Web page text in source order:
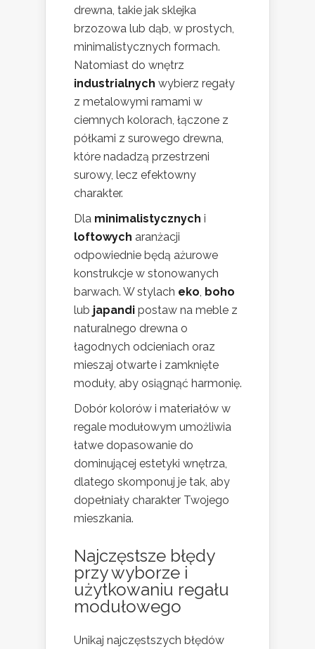
drewna, takie jak sklejka
brzozowa lub dąb, w prostych,
minimalistycznych formach.
Natomiast do wnętrz
industrialnych wybierz regały
z metalowymi ramami w
ciemnych kolorach, łączone z
półkami z surowego drewna,
które nadadzą przestrzeni
surowy, lecz efektowny
charakter.
Dla minimalistycznych i
loftowych aranżacji
odpowiednie będą ażurowe
konstrukcje w stonowanych
barwach. W stylach eko, boho
lub japandi postaw na meble z
naturalnego drewna o
łagodnych odcieniach oraz
mieszaj otwarte i zamknięte
moduły, aby osiągnąć harmonię.
Dobór kolorów i materiałów w
regale modułowym umożliwia
łatwe dopasowanie do
dominującej estetyki wnętrza,
dlatego skomponuj je tak, aby
dopełniały charakter Twojego
mieszkania.
Najczęstsze błędy
przy wyborze i
użytkowaniu regału
modułowego
Unikaj najczęstszych błędów